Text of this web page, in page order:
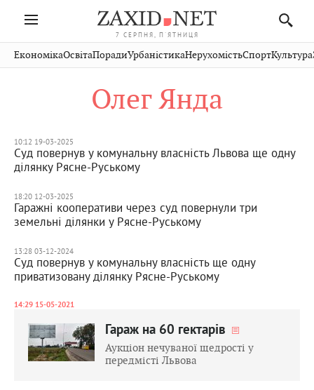
7 СЕРПНЯ, П'ЯТНИЦЯ
Івано-
Франківськ
Рівне
Чернівці
Стрий
Хмельницький
Публікації
Авто СловкоКультура
Кіно Дім Спорт
ЕкономікаОсвітаПорадиУрбаністикаНерухомістьСпортКультура
Олег Янда
10:12 19-03-2025
Суд повернув у комунальну власність Львова ще одну
ділянку Рясне-Руському
18:20 12-03-2025
Гаражні кооперативи через суд повернули три
земельні ділянки у Рясне-Руському
13:28 03-12-2024
Суд повернув у комунальну власність ще одну
приватизовану ділянку Рясне-Руському
14:29 15-05-2021
Гараж на 60 гектарів
Аукціон нечуваної щедрості у
передмісті Львова